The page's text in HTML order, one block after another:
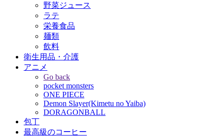
野菜ジュース
ラテ
栄養食品
麺類
飲料
衛生用品・介護
アニメ
Go back
pocket monsters
ONE PIECE
Demon Slayer(Kimetu no Yaiba)
DORAGONBALL
包丁
最高級のコーヒー